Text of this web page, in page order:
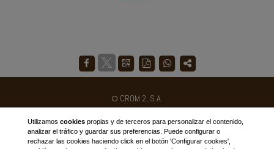
CROM 2, S.A.
Poligon Industrial Galileo C/B
Utilizamos cookiespropias y de terceros para personalizar el contenido,
analizar el tráfico y guardar sus preferencias. Puede configurar o
rechazar las cookies haciendo click en el botón 'Configurar cookies',